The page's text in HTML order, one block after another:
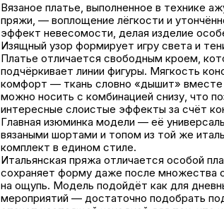
Вязаное платье, выполненное в технике
пряжи, — воплощение лёгкости и
эффект невесомости, делая изделие
Изящный узор формирует игру света и
Платье отличается свободным кроем,
подчёркивает линии фигуры. Мягкость
комфорт — ткань словно «дышит» вместе
можно носить с комбинацией снизу, что
интересные слоистые эффекты за счёт
Главная изюминка модели — её
вязаными шортами и топом из той же
комплект в едином стиле.
Итальянская пряжа отличается особой
сохраняет форму даже после множества
на ощупь. Модель подойдёт как для
мероприятий — достаточно подобрать